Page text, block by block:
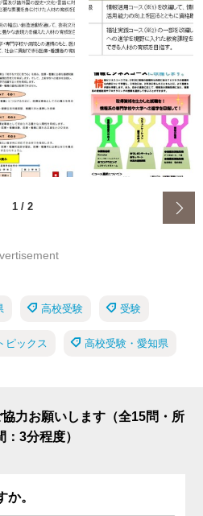
1 / 2
高校受験 受験
ピックス 高校受験・愛知県
力お願いします（全15問・所
：3分程度）
か。